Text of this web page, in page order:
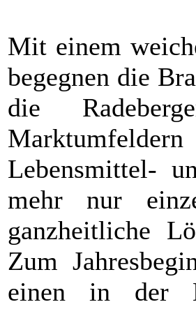
Mit einem
begegnen die
die
Lebensmittel-
mehr nur
ganzheitliche
Zum
einen in der